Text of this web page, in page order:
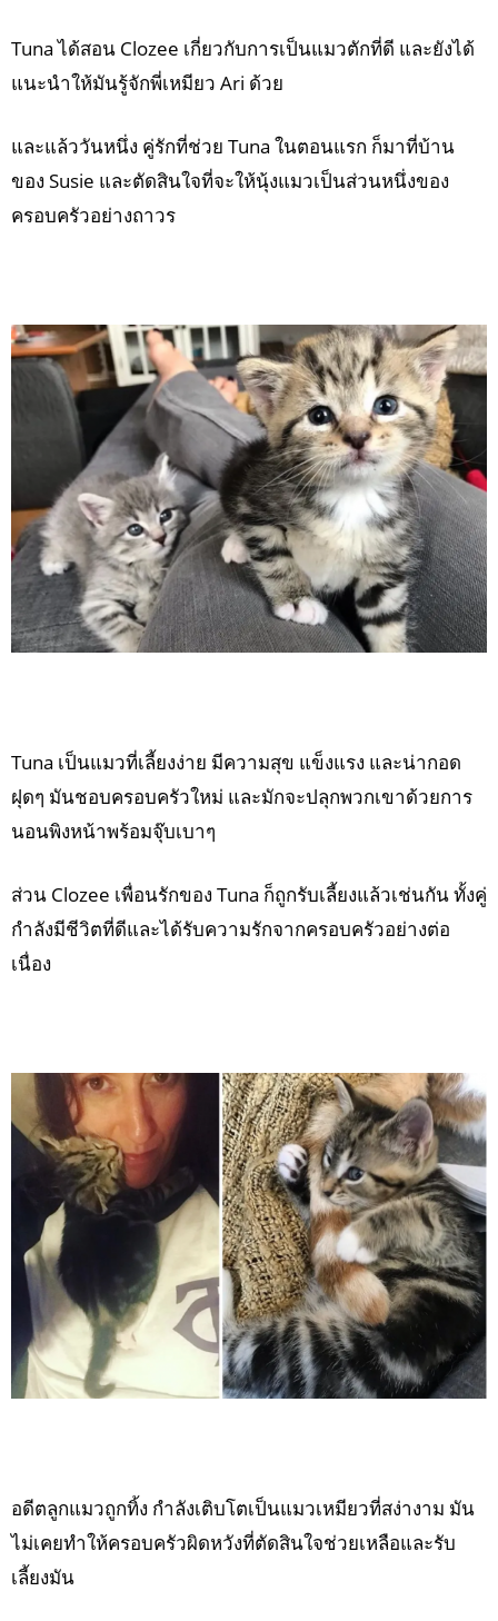
Tuna ได้สอน Clozee เกี่ยวกับการเป็นแมวตักที่ดี และยังได้
แนะนำให้มันรู้จักพี่เหมียว Ari ด้วย
และแล้ววันหนึ่ง คู่รักที่ช่วย Tuna ในตอนแรก ก็มาที่บ้าน
ของ Susie และตัดสินใจที่จะให้นุ้งแมวเป็นส่วนหนึ่งของ
ครอบครัวอย่างถาวร
Tuna เป็นแมวที่เลี้ยงง่าย มีความสุข แข็งแรง และน่ากอด
ฝุดๆ มันชอบครอบครัวใหม่ และมักจะปลุกพวกเขาด้วยการ
นอนพิงหน้าพร้อมจุ๊บเบาๆ
ส่วน Clozee เพื่อนรักของ Tuna ก็ถูกรับเลี้ยงแล้วเช่นกัน ทั้งคู่
กำลังมีชีวิตที่ดีและได้รับความรักจากครอบครัวอย่างต่อ
เนื่อง
อดีตลูกแมวถูกทิ้ง กำลังเติบโตเป็นแมวเหมียวที่สง่างาม มัน
ไม่เคยทำให้ครอบครัวผิดหวังที่ตัดสินใจช่วยเหลือและรับ
เลี้ยงมัน